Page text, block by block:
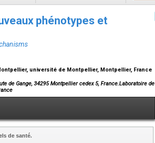
phénotypes et
université de Montpellier, Montpellier, France
de Gange, 34295 Montpellier cedex 5, France.Laboratoire de
de santé.